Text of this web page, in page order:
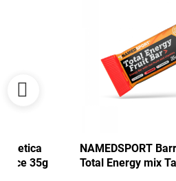
NAMEDSPORT Barretta
Total Energy mirtillo rosso-